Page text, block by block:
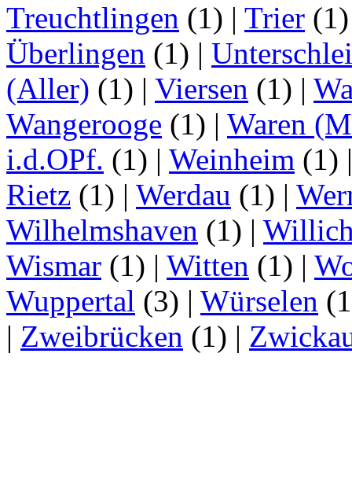
Treuchtlingen (1) | Trier
Überlingen (1) |
(Aller) (1) | Viersen (1) |
Wangerooge (1) | Waren
i.d.OPf. (1) | Weinheim (1)
Rietz (1) | Werdau (1) |
Wilhelmshaven (1) |
Wismar (1) | Witten (1) |
Wuppertal (3) | Würselen
| Zweibrücken (1) |